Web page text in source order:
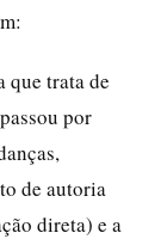
que trata de
por
de autoria
direta) e a